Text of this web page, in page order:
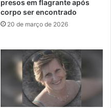
presos em flagrante após
corpo ser encontrado
20 de março de 2026